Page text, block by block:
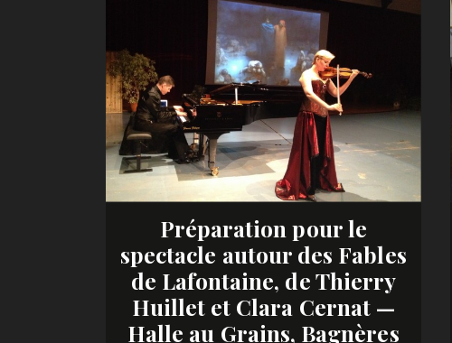
Préparation pour le
spectacle autour des Fables
de Lafontaine, de Thierry
Huillet et Clara Cernat —
Halle au Grains, Bagnères